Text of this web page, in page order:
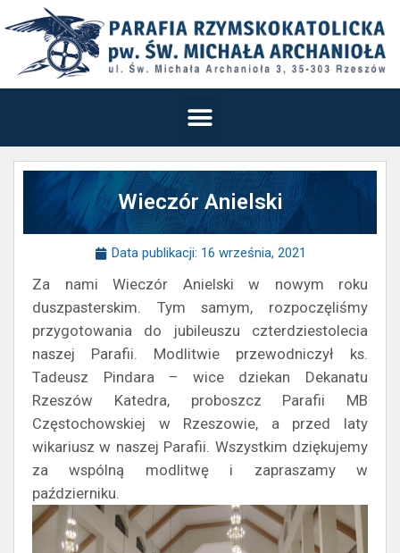
Wieczór Anielski
Data publikacji: 16 września, 2021
Za nami Wieczór Anielski w nowym roku
duszpasterskim. Tym samym, rozpoczęliśmy
przygotowania do jubileuszu czterdziestolecia
naszej Parafii. Modlitwie przewodniczył ks.
Tadeusz Pindara – wice dziekan Dekanatu
Rzeszów Katedra, proboszcz Parafii MB
Częstochowskiej w Rzeszowie, a przed laty
wikariusz w naszej Parafii. Wszystkim dziękujemy
za wspólną modlitwę i zapraszamy w
październiku.